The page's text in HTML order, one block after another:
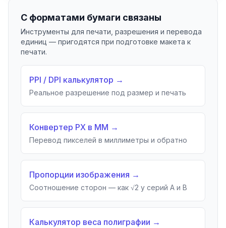
С форматами бумаги связаны
Инструменты для печати, разрешения и перевода
единиц — пригодятся при подготовке макета к
печати.
PPI / DPI калькулятор →
Реальное разрешение под размер и печать
Конвертер PX в MM →
Перевод пикселей в миллиметры и обратно
Пропорции изображения →
Соотношение сторон — как √2 у серий A и B
Калькулятор веса полиграфии →